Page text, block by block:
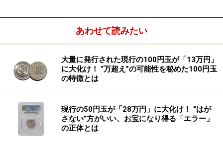
誰でも認知症になる可能性がありますか？
安藤さん：
になる可能性があるのでしょうか？「自分は大丈夫」と
思いたい気持ちもありますが、読者の方が一番気になる
あわせて読みたい
大量に発行された現行の100円玉が「13万円」
に大化け！ “万超え”の可能性を秘めた100円玉
の特徴とは
現行の50円玉が「28万円」に大化け！ “はが
さない”方がいい、お宝になり得る「エラー」
の正体とは